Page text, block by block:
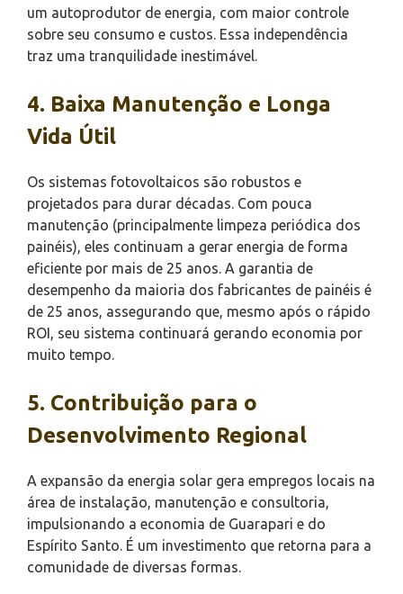
um autoprodutor de energia, com maior controle
sobre seu consumo e custos. Essa independência
traz uma tranquilidade inestimável.
4. Baixa Manutenção e Longa
Vida Útil
Os sistemas fotovoltaicos são robustos e
projetados para durar décadas. Com pouca
manutenção (principalmente limpeza periódica dos
painéis), eles continuam a gerar energia de forma
eficiente por mais de 25 anos. A garantia de
desempenho da maioria dos fabricantes de painéis é
de 25 anos, assegurando que, mesmo após o rápido
ROI, seu sistema continuará gerando economia por
muito tempo.
5. Contribuição para o
Desenvolvimento Regional
A expansão da energia solar gera empregos locais na
área de instalação, manutenção e consultoria,
impulsionando a economia de Guarapari e do
Espírito Santo. É um investimento que retorna para a
comunidade de diversas formas.